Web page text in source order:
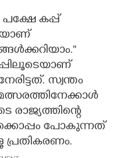
പക്ഷേ കപ്പ്
സ്വന്തം
പോകുന്നത്